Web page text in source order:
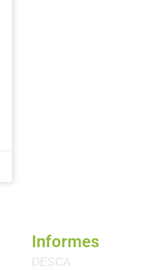
Informes
DESCA